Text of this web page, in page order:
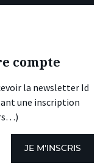
compte
la newsletter Id
une inscription
JE M'INSCRIS